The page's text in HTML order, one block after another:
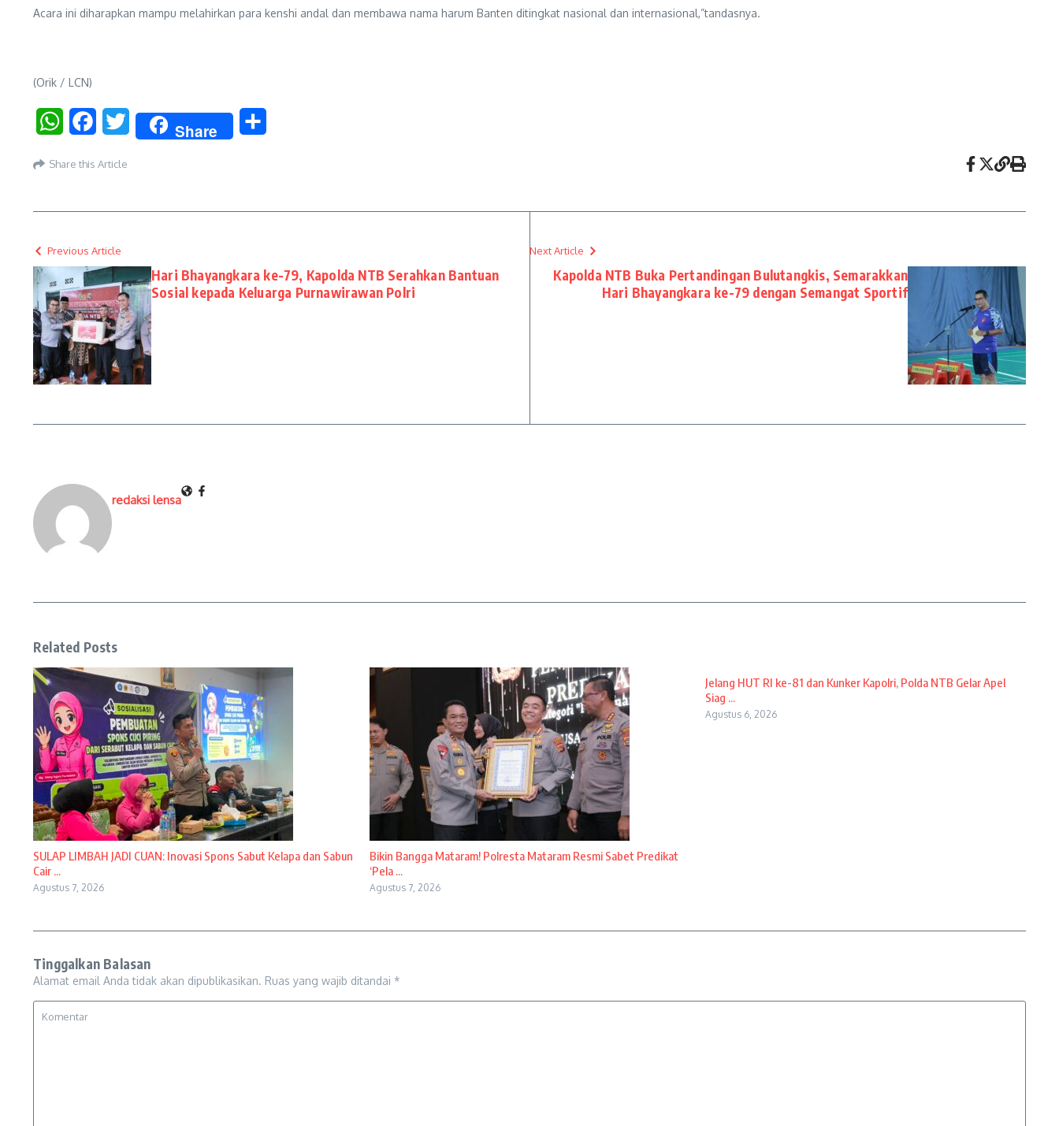
Acara ini diharapkan mampu melahirkan para kenshi andal dan membawa nama harum Banten ditingkat nasional dan internasional,”tandasnya.
(Orik / LCN)
WhatsAppFacebookTwitter Share
Share this Article
Previous Article
Hari Bhayangkara ke-79, Kapolda NTB Serahkan Bantuan
Sosial kepada Keluarga Purnawirawan Polri
Next Article
Kapolda NTB Buka Pertandingan Bulutangkis, Semarakkan
Hari Bhayangkara ke-79 dengan Semangat Sportif
redaksi lensa
Related Posts
SULAP LIMBAH JADI CUAN: Inovasi Spons Sabut Kelapa dan Sabun
Cair ...
Agustus 7, 2026
Bikin Bangga Mataram! Polresta Mataram Resmi Sabet Predikat
‘Pela ...
Agustus 7, 2026
Jelang HUT RI ke-81 dan Kunker Kapolri, Polda NTB Gelar Apel
Siag ...
Agustus 6, 2026
Tinggalkan Balasan
Alamat email Anda tidak akan dipublikasikan. Ruas yang wajib ditandai *